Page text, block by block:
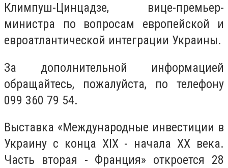
Климпуш-Цинцадзе, вице-премьер-
министра по вопросам европейской и
евроатлантической интеграции Украины.
За дополнительной информацией
обращайтесь, пожалуйста, по телефону
099 360 79 54.
Выставка «Международные инвестиции в
Украину с конца XIX - начала ХХ века.
Часть вторая - Франция» откроется 28